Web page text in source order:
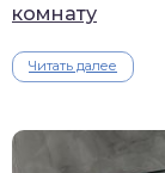
комнату
Читать далее